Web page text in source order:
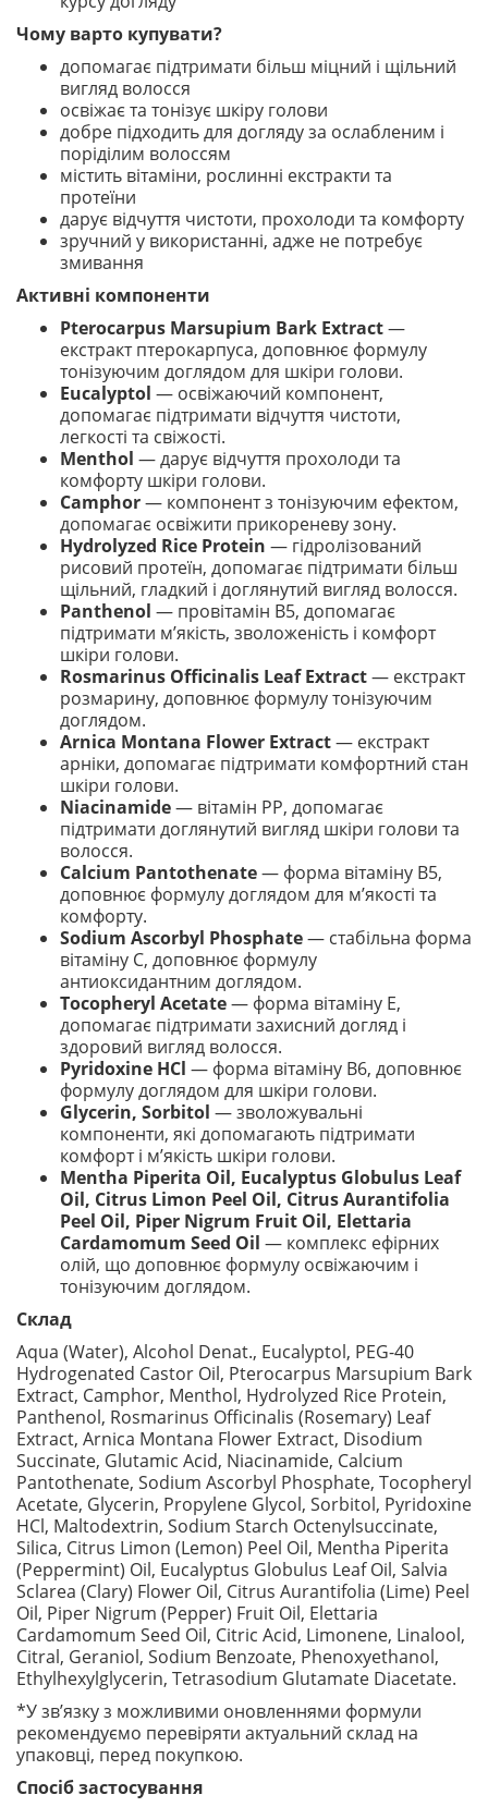
Чому варто купувати?
допомагає підтримати більш міцний і щільний
вигляд волосся
освіжає та тонізує шкіру голови
добре підходить для догляду за ослабленим і
поріділим волоссям
містить вітаміни, рослинні екстракти та
протеїни
дарує відчуття чистоти, прохолоди та комфорту
зручний у використанні, адже не потребує
змивання
Активні компоненти
Pterocarpus Marsupium Bark Extract—
екстракт птерокарпуса, доповнює формулу
тонізуючим доглядом для шкіри голови.
Eucalyptol — освіжаючий компонент,
допомагає підтримати відчуття чистоти,
легкості та свіжості.
Menthol — дарує відчуття прохолоди та
комфорту шкіри голови.
Camphor— компонент з тонізуючим ефектом,
допомагає освіжити прикореневу зону.
Hydrolyzed Rice Protein — гідролізований
рисовий протеїн, допомагає підтримати більш
щільний, гладкий і доглянутий вигляд волосся.
Panthenol — провітамін B5, допомагає
підтримати м’якість, зволоженість і комфорт
шкіри голови.
Rosmarinus Officinalis Leaf Extract— екстракт
розмарину, доповнює формулу тонізуючим
доглядом.
Arnica Montana Flower Extract— екстракт
арніки, допомагає підтримати комфортний стан
шкіри голови.
Niacinamide— вітамін PP, допомагає
підтримати доглянутий вигляд шкіри голови та
волосся.
Calcium Pantothenate— форма вітаміну B5,
доповнює формулу доглядом для м’якості та
комфорту.
Sodium Ascorbyl Phosphate— стабільна форма
вітаміну C, доповнює формулу
антиоксидантним доглядом.
Tocopheryl Acetate— форма вітаміну E,
допомагає підтримати захисний догляд і
здоровий вигляд волосся.
Pyridoxine HCl — форма вітаміну B6, доповнює
формулу доглядом для шкіри голови.
Glycerin, Sorbitol — зволожувальні
компоненти, які допомагають підтримати
комфорт і м’якість шкіри голови.
Mentha Piperita Oil, Eucalyptus Globulus Leaf
Oil, Citrus Limon Peel Oil, Citrus Aurantifolia
Peel Oil, Piper Nigrum Fruit Oil, Elettaria
Cardamomum Seed Oil — комплекс ефірних
олій, що доповнює формулу освіжаючим і
тонізуючим доглядом.
Склад
Aqua (Water), Alcohol Denat., Eucalyptol, PEG-40
Hydrogenated Castor Oil, Pterocarpus Marsupium Bark
Extract, Camphor, Menthol, Hydrolyzed Rice Protein,
Panthenol, Rosmarinus Officinalis (Rosemary) Leaf
Extract, Arnica Montana Flower Extract, Disodium
Succinate, Glutamic Acid, Niacinamide, Calcium
Pantothenate, Sodium Ascorbyl Phosphate, Tocopheryl
Acetate, Glycerin, Propylene Glycol, Sorbitol, Pyridoxine
HCl, Maltodextrin, Sodium Starch Octenylsuccinate,
Silica, Citrus Limon (Lemon) Peel Oil, Mentha Piperita
(Peppermint) Oil, Eucalyptus Globulus Leaf Oil, Salvia
Sclarea (Clary) Flower Oil, Citrus Aurantifolia (Lime) Peel
Oil, Piper Nigrum (Pepper) Fruit Oil, Elettaria
Cardamomum Seed Oil, Citric Acid, Limonene, Linalool,
Citral, Geraniol, Sodium Benzoate, Phenoxyethanol,
Ethylhexylglycerin, Tetrasodium Glutamate Diacetate.
*У зв’язку з можливими оновленнями формули
рекомендуємо перевіряти актуальний склад на
упаковці, перед покупкою.
Спосіб застосування